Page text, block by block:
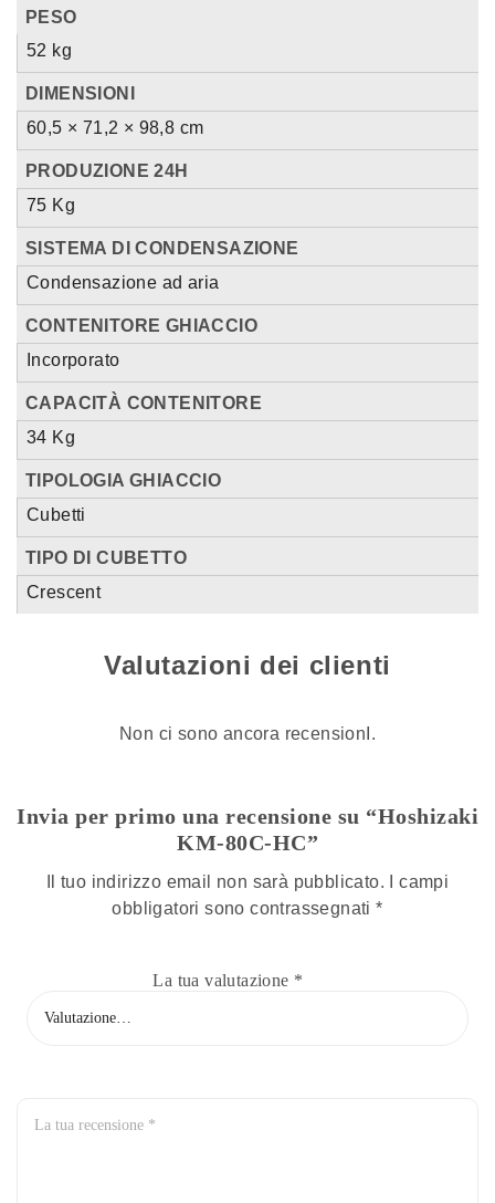
PESO
52 kg
DIMENSIONI
60,5 × 71,2 × 98,8 cm
PRODUZIONE 24H
75 Kg
SISTEMA DI CONDENSAZIONE
Condensazione ad aria
CONTENITORE GHIACCIO
Incorporato
CAPACITÀ CONTENITORE
34 Kg
TIPOLOGIA GHIACCIO
Cubetti
TIPO DI CUBETTO
Crescent
Valutazioni dei clienti
Non ci sono ancora recensionI.
Invia per primo una recensione su “Hoshizaki
KM-80C-HC”
Il tuo indirizzo email non sarà pubblicato.
I campi
obbligatori sono contrassegnati*
La tua valutazione *